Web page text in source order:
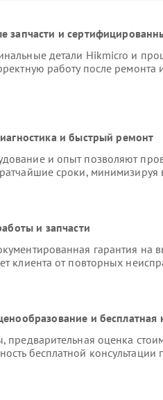
запчасти и
детали Hikmicro и
работу после
и быстрый ремонт
и опыт позволяют
сроки, минимизируя
и запчасти
гарантия
клиента от повторных
и бесплатная
предварительная оценка
бесплатной